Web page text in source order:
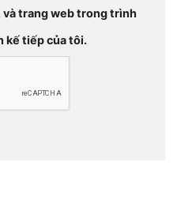
và trang web trong trình
kế tiếp của tôi.